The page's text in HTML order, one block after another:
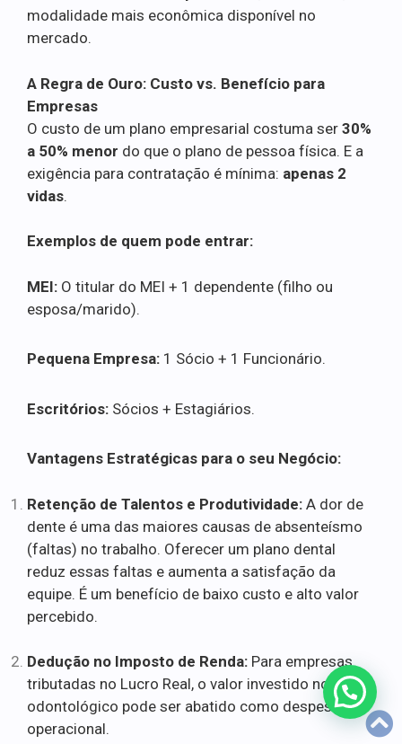
modalidade mais econômica disponível no
mercado.
A Regra de Ouro: Custo vs. Benefício para
Empresas
O custo de um plano empresarial costuma ser 30%
a 50% menor do que o plano de pessoa física. E a
exigência para contratação é mínima: apenas 2
vidas.
Exemplos de quem pode entrar:
MEI: O titular do MEI + 1 dependente (filho ou
esposa/marido).
Pequena Empresa: 1 Sócio + 1 Funcionário.
Escritórios: Sócios + Estagiários.
Vantagens Estratégicas para o seu Negócio:
Retenção de Talentos e Produtividade: A dor de
dente é uma das maiores causas de absenteísmo
(faltas) no trabalho. Oferecer um plano dental
reduz essas faltas e aumenta a satisfação da
equipe. É um benefício de baixo custo e alto valor
percebido.
Dedução no Imposto de Renda: Para empresas
tributadas no Lucro Real, o valor investido no plano
odontológico pode ser abatido como despesa
operacional.